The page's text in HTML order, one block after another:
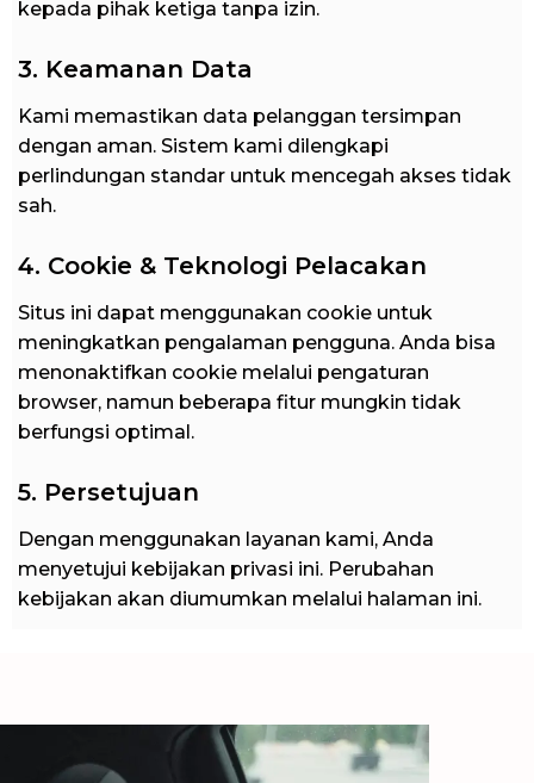
kepada pihak ketiga tanpa izin.
3. Keamanan Data
Kami memastikan data pelanggan tersimpan
dengan aman. Sistem kami dilengkapi
perlindungan standar untuk mencegah akses tidak
sah.
4. Cookie & Teknologi Pelacakan
Situs ini dapat menggunakan cookie untuk
meningkatkan pengalaman pengguna. Anda bisa
menonaktifkan cookie melalui pengaturan
browser, namun beberapa fitur mungkin tidak
berfungsi optimal.
5. Persetujuan
Dengan menggunakan layanan kami, Anda
menyetujui kebijakan privasi ini. Perubahan
kebijakan akan diumumkan melalui halaman ini.